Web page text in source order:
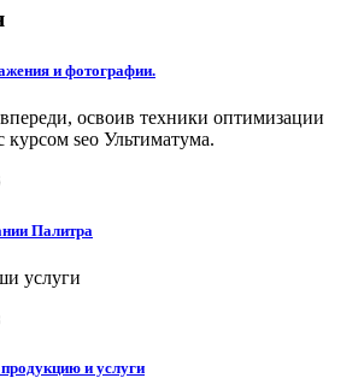
и фотографии.
освоив техники оптимизации
курсом seo Ультиматума.
Палитра
услуги
и услуги